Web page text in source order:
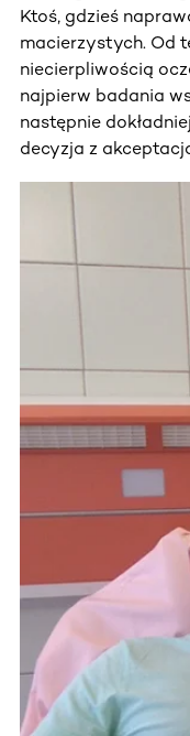
Ktoś, gdzieś
macierzystych. Od
niecierpliwością
najpierw badania
następnie
decyzja z